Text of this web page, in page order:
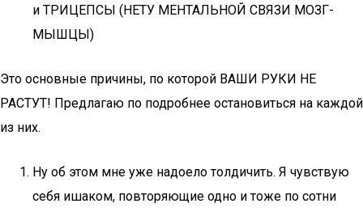
и ТРИЦЕПСЫ (НЕТУ МЕНТАЛЬНОЙ СВЯЗИ МОЗГ-
МЫШЦЫ)
Это основные причины, по которой ВАШИ РУКИ НЕ
РАСТУТ! Предлагаю по подробнее остановиться на каждой
из них.
Ну об этом мне уже надоело толдичить. Я чувствую
себя ишаком, повторяющие одно и тоже по сотни